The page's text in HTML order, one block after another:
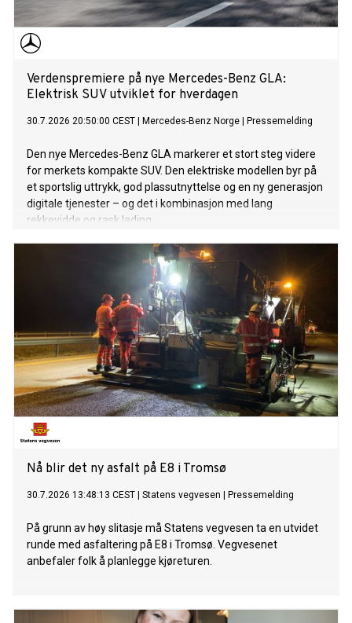
Verdenspremiere på nye Mercedes-Benz GLA:
Elektrisk SUV utviklet for hverdagen
30.7.2026 20:50:00 CEST Mercedes-Benz Norge Pressemelding
Den nye Mercedes-Benz GLA markerer et stort steg videre
for merkets kompakte SUV. Den elektriske modellen byr på
et sportslig uttrykk, god plassutnyttelse og en ny generasjon
digitale tjenester – og det i kombinasjon med lang
rekkevidde og rask lading.
Nå blir det ny asfalt på E8 i Tromsø
30.7.2026 13:48:13 CEST Statens vegvesen Pressemelding
På grunn av høy slitasje må Statens vegvesen ta en utvidet
runde med asfaltering på E8 i Tromsø. Vegvesenet
anbefaler folk å planlegge kjøreturen.